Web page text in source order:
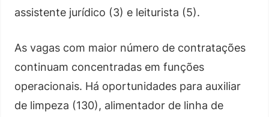
assistente jurídico (3) e leiturista (5).
As vagas com maior número de contratações
continuam concentradas em funções
operacionais. Há oportunidades para auxiliar
de limpeza (130), alimentador de linha de